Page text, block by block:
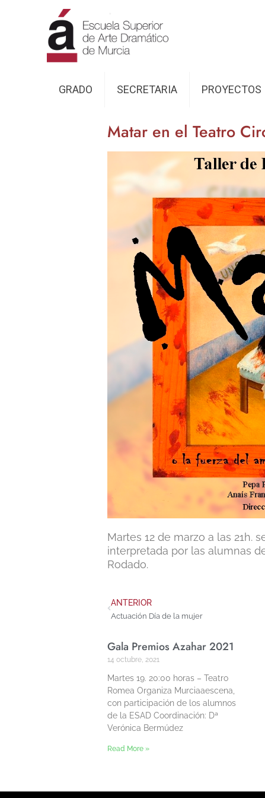
GRADO SECRETARIA PROYECTOS
Matar en el Teatro
Martes 12 de marzo a las 21h.
interpretada por las alumnas
Rodado.
ANTERIOR
Actuación Día de la mujer
Gala Premios Azahar 2021
14 octubre, 2021
Martes 19. 20:00 horas – Teatro
Romea Organiza Murciaaescena,
con participación de los alumnos
de la ESAD Coordinación: Dª
Verónica Bermúdez
Read More »